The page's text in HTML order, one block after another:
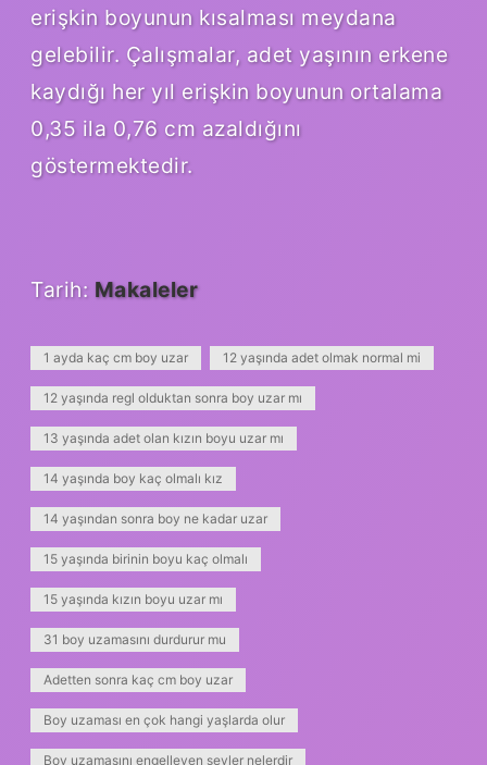
erişkin boyunun kısalması meydana
gelebilir. Çalışmalar, adet yaşının erkene
kaydığı her yıl erişkin boyunun ortalama
0,35 ila 0,76 cm azaldığını
göstermektedir.
Tarih: Makaleler
1 ayda kaç cm boy uzar 12 yaşında adet olmak normal mi
12 yaşında regl olduktan sonra boy uzar mı
13 yaşında adet olan kızın boyu uzar mı
14 yaşında boy kaç olmalı kız
14 yaşından sonra boy ne kadar uzar
15 yaşında birinin boyu kaç olmalı
15 yaşında kızın boyu uzar mı
31 boy uzamasını durdurur mu
Adetten sonra kaç cm boy uzar
Boy uzaması en çok hangi yaşlarda olur
Boy uzamasını engelleyen şeyler nelerdir